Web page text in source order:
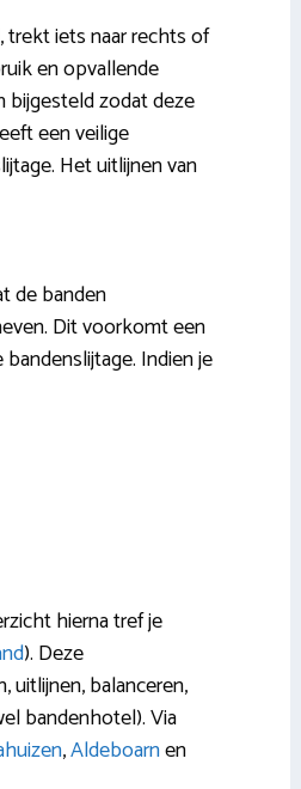
trekt iets naar rechts of
en opvallende
bijgesteld zodat deze
een veilige
Het uitlijnen van
de banden
Dit voorkomt een
Indien je
hierna tref je
). Deze
uitlijnen, balanceren,
bandenhotel). Via
,Aldeboarnen